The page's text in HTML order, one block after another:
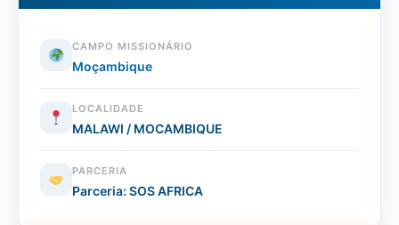
CAMPO MISSIONÁRIO
Moçambique
LOCALIDADE
MALAWI / MOCAMBIQUE
PARCERIA
Parceria: SOS AFRICA